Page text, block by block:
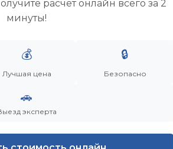
расчет онлайн всего за 2
минуты!
💰
Лучшая цена
🔒
Безопасно
🚗
эксперта